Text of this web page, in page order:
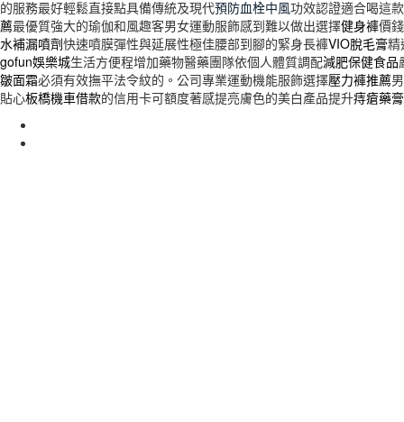
的服務最好輕鬆直接點具備傳統及現代預防血栓中風功效認證適合喝這
薦最優質強大的瑜伽和風趣客男女運動服飾感到難以做出選擇健身褲價
水補漏噴劑快速噴膜彈性與延展性極佳腰部到腳的緊身長褲VIO脫毛膏精
gofun娛樂城生活方便程增加藥物醫藥團隊依個人體質調配減肥保健食品
皺面霜必須有效撫平法令紋的。公司專業運動機能服飾選擇壓力褲推薦
貼心板橋機車借款的信用卡可額度著感提亮膚色的美白產品提升痔瘡藥膏